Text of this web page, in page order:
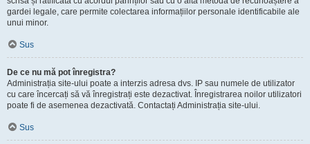
gardei legale, care permite colectarea informațiilor personale identificabile ale
unui minor.
Sus
De ce nu mă pot înregistra?
Administrația site-ului poate a interzis adresa dvs. IP sau numele de utilizator
cu care încercați să vă înregistrați este dezactivat. Înregistrarea noilor utilizatori
poate fi de asemenea dezactivată. Contactați Administrația site-ului.
Sus